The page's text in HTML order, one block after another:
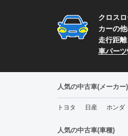
クロス
カーの
走行距
車パーツ
人気の中古車(メーカー)
トヨタ 日産 ホンダ
人気の中古車(車種)